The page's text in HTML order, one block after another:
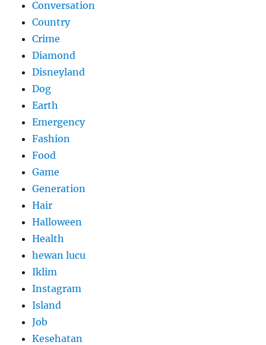
Conversation
Country
Crime
Diamond
Disneyland
Dog
Earth
Emergency
Fashion
Food
Game
Generation
Hair
Halloween
Health
hewan lucu
Iklim
Instagram
Island
Job
Kesehatan